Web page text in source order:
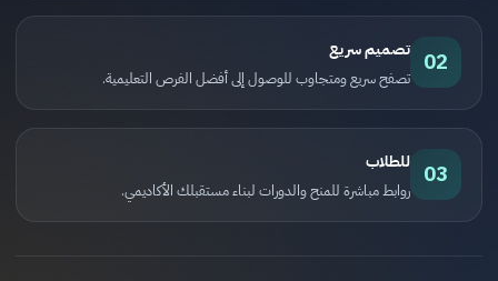
02 تصميم سريع
تصفح سريع ومتجاوب للوصول إلى أفضل الفرص التعليمية.
03 للطلاب
روابط مباشرة للمنح والدورات لبناء مستقبلك الأكاديمي.